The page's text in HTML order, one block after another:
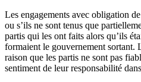
Les engagements avec obligation
ou s’ils ne sont tenus que
partis qui les ont faits alors qu’ils
formaient le gouvernement sortant.
raison que les partis ne sont pas
sentiment de leur responsabilité